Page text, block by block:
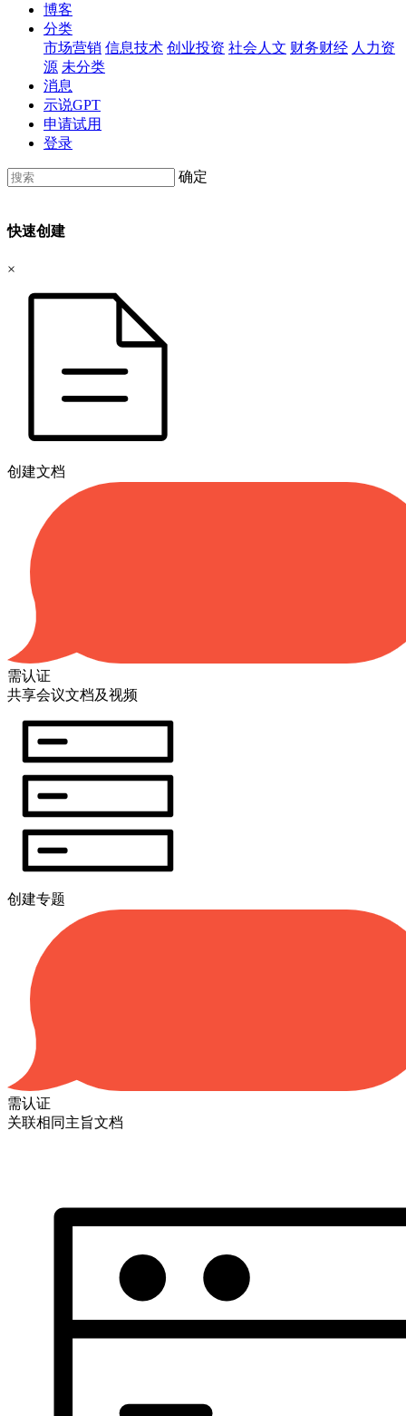
博客
分类
市场营销 信息技术 创业投资 社会人文 财务财经 人力资
源 未分类
消息
示说GPT
申请试用
登录
确定
快速创建
×
创建文档
需认证
共享会议文档及视频
创建专题
需认证
关联相同主旨文档